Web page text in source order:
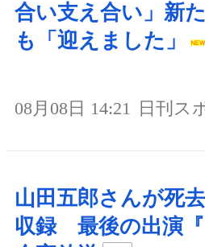
合い支え合い」新
も「迎えました」
08月08日 14:21 日刊ス
山田五郎さんが死
収録 最後の出演『